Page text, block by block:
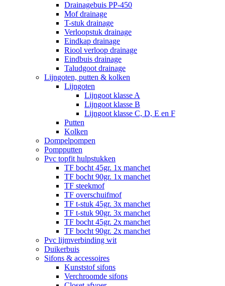
Drainagebuis PP-450
Mof drainage
T-stuk drainage
Verloopstuk drainage
Eindkap drainage
Riool verloop drainage
Eindbuis drainage
Taludgoot drainage
Lijngoten, putten & kolken
Lijngoten
Lijngoot klasse A
Lijngoot klasse B
Lijngoot klasse C, D, E en F
Putten
Kolken
Dompelpompen
Pompputten
Pvc topfit hulpstukken
TF bocht 45gr. 1x manchet
TF bocht 90gr. 1x manchet
TF steekmof
TF overschuifmof
TF t-stuk 45gr. 3x manchet
TF t-stuk 90gr. 3x manchet
TF bocht 45gr. 2x manchet
TF bocht 90gr. 2x manchet
Pvc lijmverbinding wit
Duikerbuis
Sifons & accessoires
Kunststof sifons
Verchroomde sifons